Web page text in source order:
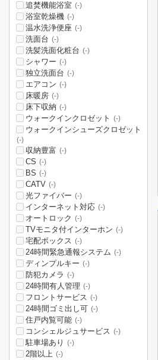
追焚機能浴室 (-)
浴室乾燥機 (-)
温水洗浄便座 (-)
洗面台 (-)
洗髪洗面化粧台 (-)
シャワー (-)
独立洗面台 (-)
エアコン (-)
床暖房 (-)
床下収納 (-)
ウォークインクロゼット (-)
ウォークインシューズクロゼット
(-)
収納豊富 (-)
CS (-)
BS (-)
CATV (-)
光ファイバー (-)
インターネット対応 (-)
オートロック (-)
TVモニタ付インターホン (-)
宅配ボックス (-)
24時間緊急通報システム (-)
ディンプルキー (-)
防犯カメラ (-)
24時間有人管理 (-)
フロントサービス (-)
24時間ゴミ出し可 (-)
住戸内覧可能 (-)
コンシェルジュサービス (-)
駐車場あり (-)
2階以上 (-)